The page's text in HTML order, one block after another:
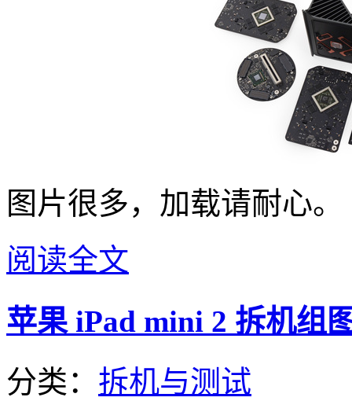
图片很多，加载请耐心。
阅读全文
苹果 iPad mini 2 拆机组
分类： 拆机与测试